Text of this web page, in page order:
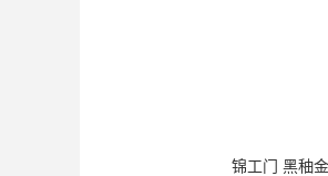
锦工门 黑秞金带瓷